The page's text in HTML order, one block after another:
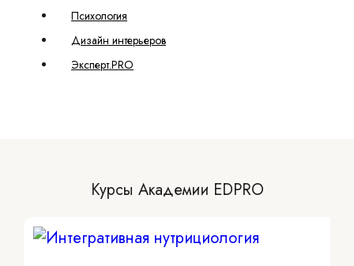
Психология
Дизайн интерьеров
Эксперт.PRO
Курсы Академии EDPRO